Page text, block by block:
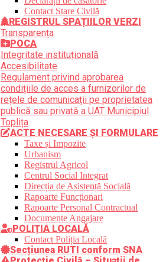
Contact Stare Civilă
REGISTRUL SPAȚIILOR VERZI
Transparența
POCA
Integritate instituțională
Accesibilitate
Regulament privind aprobarea
condițiile de acces a furnizorilor de
rețele de comunicații pe proprietatea
publică sau privată a UAT Municipiul
Toplița
ACTE NECESARE ȘI FORMULARE
Taxe și Impozite
Urbanism
Registrul Agricol
Centrul Social Integrat
Direcția de Asistență Socială
Rapoarte Funcționari
Rapoarte Personal Contractual
Documente Angajare
POLIȚIA LOCALĂ
Contact Poliția Locală
Secțiunea RUTI conform SNA